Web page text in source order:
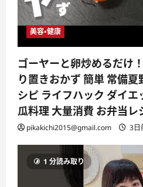
美容・健康
ゴーヤーと卵炒めるだけ
り置きおかず 簡単 常備
シピ ライフハック ダイエ
瓜料理 大量消費 お弁当レ
pikakichi2015@gmail.com 3日
1 分読み取り